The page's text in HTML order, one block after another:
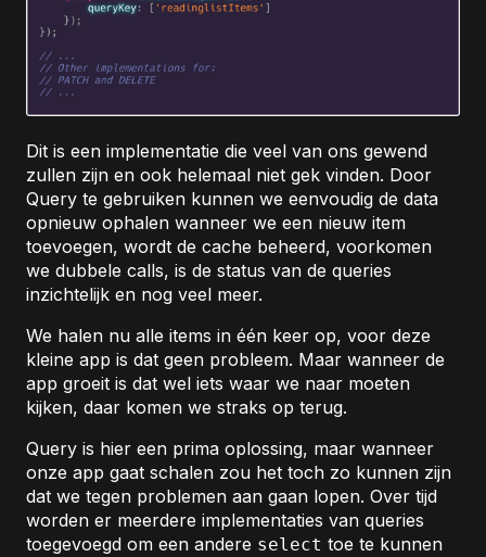
Dit is een implementatie die veel van ons gewend
zullen zijn en ook helemaal niet gek vinden. Door
Query te gebruiken kunnen we eenvoudig de data
opnieuw ophalen wanneer we een nieuw item
toevoegen, wordt de cache beheerd, voorkomen
we dubbele calls, is de status van de queries
inzichtelijk en nog veel meer.
We halen nu alle items in één keer op, voor deze
kleine app is dat geen probleem. Maar wanneer de
app groeit is dat wel iets waar we naar moeten
kijken, daar komen we straks op terug.
Query is hier een prima oplossing, maar wanneer
onze app gaat schalen zou het toch zo kunnen zijn
dat we tegen problemen aan gaan lopen. Over tijd
worden er meerdere implementaties van queries
toegevoegd om een andere select toe te kunnen